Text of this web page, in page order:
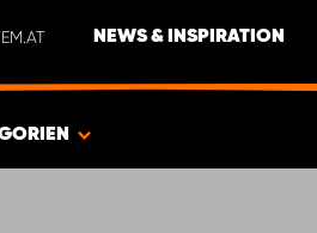
NEWS & INSPIRATION
FÜR IVECO